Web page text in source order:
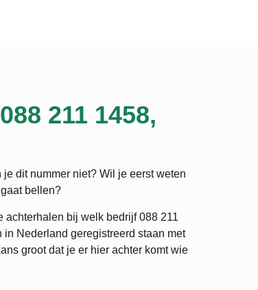
211 1458,
dit nummer niet? Wil je eerst weten
bellen?
achterhalen bij welk bedrijf088 211
Nederland geregistreerd staan met
groot dat je er hier achter komt wie